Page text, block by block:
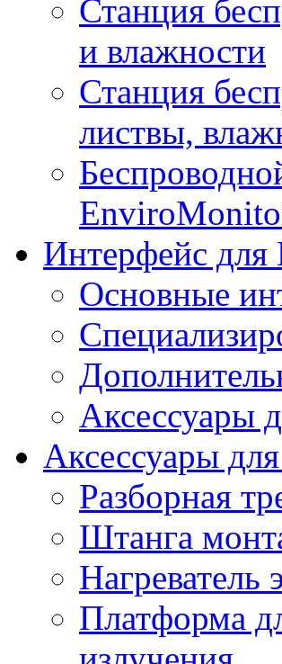
Станция
и влажности
Станция
листвы,
Интерфейс
Основные
Аксессуары
Аксессуары
Разборная
Штанга
Нагреватель
Платформа